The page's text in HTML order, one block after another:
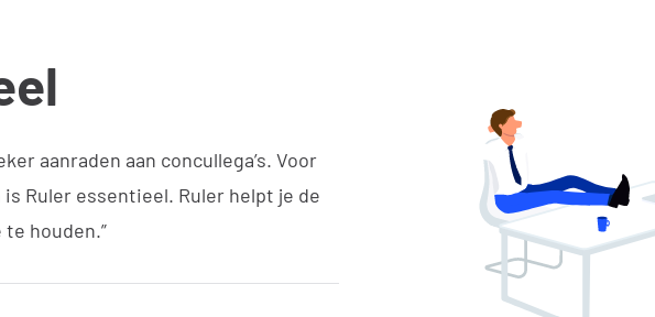
aanraden aan concullega’s. Voor
Ruler essentieel. Ruler helpt je de
houden.”